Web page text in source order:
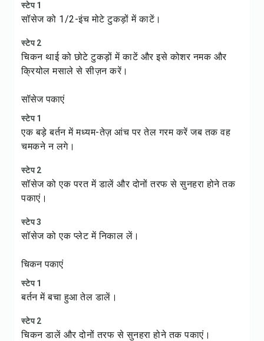
स्टेप 1
सॉसेज को 1/2-इंच मोटे टुकड़ों में काटें।
स्टेप 2
चिकन थाई को छोटे टुकड़ों में काटें और इसे कोशर नमक और
क्रियोल मसाले से सीज़न करें।
सॉसेज पकाएं
स्टेप 1
एक बड़े बर्तन में मध्यम-तेज़ आंच पर तेल गरम करें जब तक वह
चमकने न लगे।
स्टेप 2
सॉसेज को एक परत में डालें और दोनों तरफ से सुनहरा होने तक
पकाएं।
स्टेप 3
सॉसेज को एक प्लेट में निकाल लें।
चिकन पकाएं
स्टेप 1
बर्तन में बचा हुआ तेल डालें।
स्टेप 2
चिकन डालें और दोनों तरफ से सुनहरा होने तक पकाएं।